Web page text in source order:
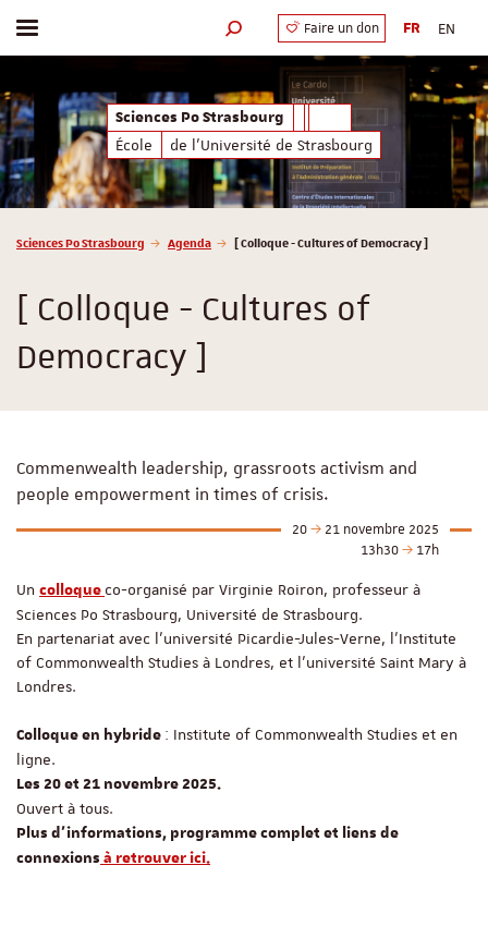
Sciences Po Strasbourg
École
de l'Université de Strasbourg
Afficher / masquer le menu Moteur de recherche
Faire un don FR EN
Vous êtes ici :
Sciences Po Strasbourg Agenda [ Colloque - Cultures of Democracy ]
[ Colloque - Cultures of
Democracy ]
Commenwealth leadership, grassroots activism and
people empowerment in times of crisis.
20
21 novembre 2025
13h30
17h
Un colloque co-organisé par Virginie Roiron, professeur à
Sciences Po Strasbourg, Université de Strasbourg.
En partenariat avec l'université Picardie-Jules-Verne, l'Institute
of Commonwealth Studies à Londres, et l'université Saint Mary à
Londres.
Colloque en hybride : Institute of Commonwealth Studies et en
ligne.
Les 20 et 21 novembre 2025.
Ouvert à tous.
Plus d'informations, programme complet et liens de
connexions à retrouver ici.